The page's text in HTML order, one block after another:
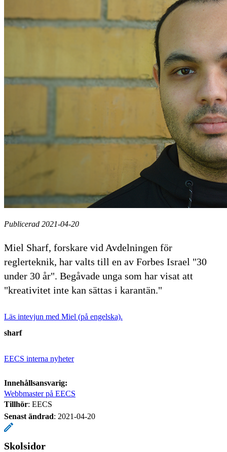
Publicerad 2021-04-20
Miel Sharf, forskare vid Avdelningen för
reglerteknik, har valts till en av Forbes Israel "30
under 30 år". Begåvade unga som har visat att
"kreativitet inte kan sättas i karantän."
Läs intevjun med Miel (på engelska).
sharf
EECS interna nyheter
Innehållsansvarig:
Webbmaster på EECS
Tillhör: EECS
Senast ändrad: 2021-04-20
Skolsidor